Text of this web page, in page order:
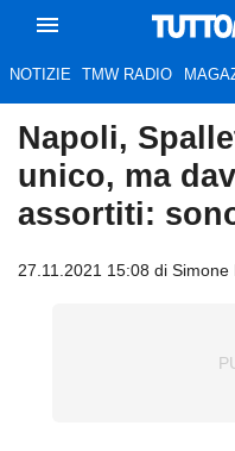
NOTIZIE TMW RADIO
Napoli,
unico, ma
assortiti:
27.11.2021 15:08 di Simone